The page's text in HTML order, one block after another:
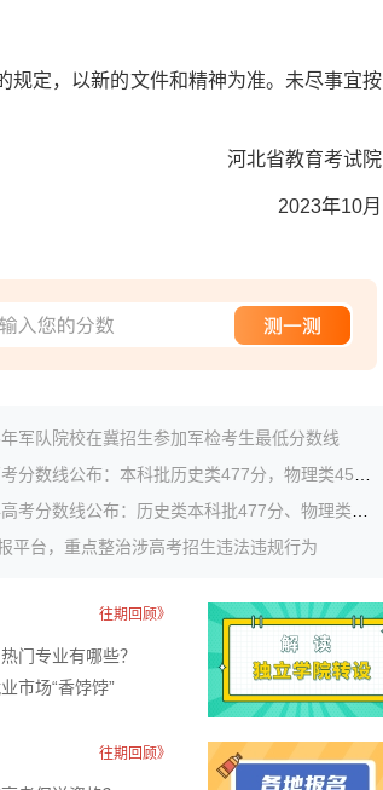
定，以新的文件和精神为准。未尽事宜按
河北省教育考试院
2023年10月
军队院校在冀招生参加军检考生最低分数线
平台，重点整治涉高考招生违法违规行为
往期回顾》
门专业有哪些？
市场“香饽饽”​
往期回顾》